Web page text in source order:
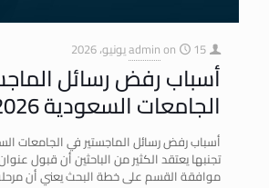
adminon 15 يونيو، 2026
أسباب رفض رسائل
الجامعات السعودية 2026
أسباب رفض رسائل الماجستير في الجامعات
تجنبها يعتقد الكثير من الباحثين أن قبول
موافقة القسم على خطة البحث يعني أن